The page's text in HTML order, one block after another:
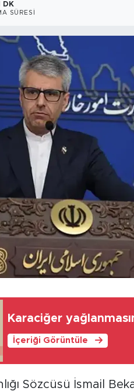
DK
SÜRESI
Karaciğer
İçeriği Görüntüle
Sözcüsü İsmail